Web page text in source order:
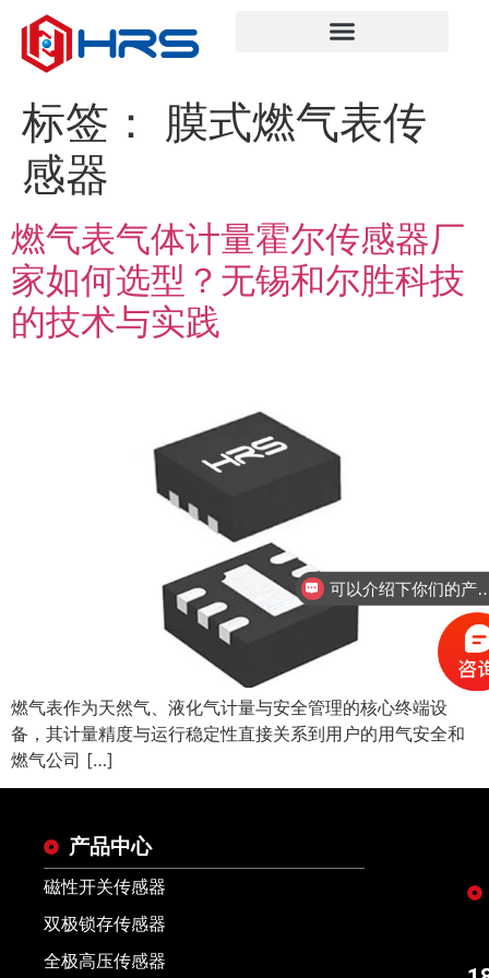
标签： 膜式燃气表传
感器
燃气表气体计量霍尔传感器厂
家如何选型？无锡和尔胜科技
的技术与实践
燃气表作为天然气、液化气计量与安全管理的核心终端设
备，其计量精度与运行稳定性直接关系到用户的用气安全和
燃气公司 […]
产品中心
磁性开关传感器
双极锁存传感器
全极高压传感器
可以介绍下你